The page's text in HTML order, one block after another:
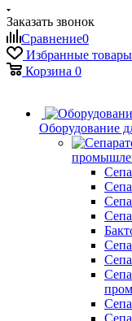
Заказать звонок
Сравнение0
Избранные товары
Корзина 0
Оборудование